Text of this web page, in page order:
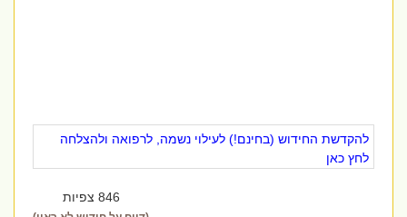
להקדשת החידוש (בחינם!) לעילוי נשמה, לרפואה ולהצלחה
לחץ כאן
846 צפיות